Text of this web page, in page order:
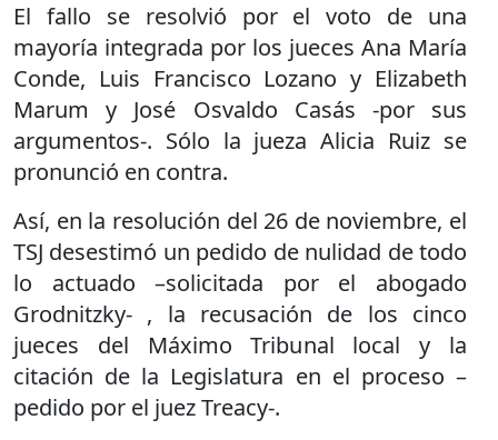
El fallo se resolvió por el voto de una
mayoría integrada por los jueces Ana María
Conde, Luis Francisco Lozano y Elizabeth
Marum y José Osvaldo Casás -por sus
argumentos-. Sólo la jueza Alicia Ruiz se
pronunció en contra.
Así, en la resolución del 26 de noviembre, el
TSJ desestimó un pedido de nulidad de todo
lo actuado –solicitada por el abogado
Grodnitzky- , la recusación de los cinco
jueces del Máximo Tribunal local y la
citación de la Legislatura en el proceso –
pedido por el juez Treacy-.